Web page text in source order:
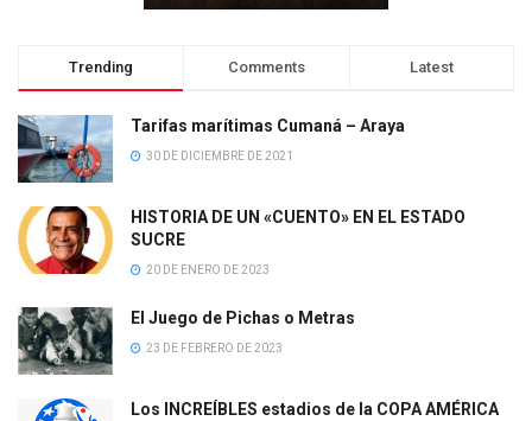
Trending Comments Latest
Tarifas marítimas Cumaná – Araya
30 DE DICIEMBRE DE 2021
HISTORIA DE UN «CUENTO» EN EL ESTADO
SUCRE
20 DE ENERO DE 2023
El Juego de Pichas o Metras
23 DE FEBRERO DE 2023
Los INCREÍBLES estadios de la COPA AMÉRICA